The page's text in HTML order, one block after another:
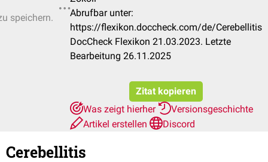
speichern.
Abrufbar unter:
https://flexikon.doccheck.com/de/Cerebellitis
DocCheck Flexikon 21.03.2023. Letzte
Bearbeitung 26.11.2025
Zitat kopieren
Was zeigt hierher
Versionsgeschichte
Artikel erstellen
Discord
Cerebellitis